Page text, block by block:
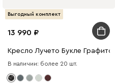
Бордовый
Выгодный комплект
13 990
Кресло Лучето Букле
В наличии: более 20 шт.